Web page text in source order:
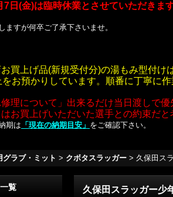
7日(金)は臨時休業とさせていただきます
ますが何卒ご了承下さいませ。
お買上げ品(新規受付分)の湯もみ型付
お預かりしています。順番に丁寧に
理について」出来るだけ当日渡しで優
お買上げいただいた選手との約束だ
期は 「現在の納期目安」 をご確認下さい。
グラブ・ミット > クボタスラッガー > 久保田ス
覧 久保田スラッガー少